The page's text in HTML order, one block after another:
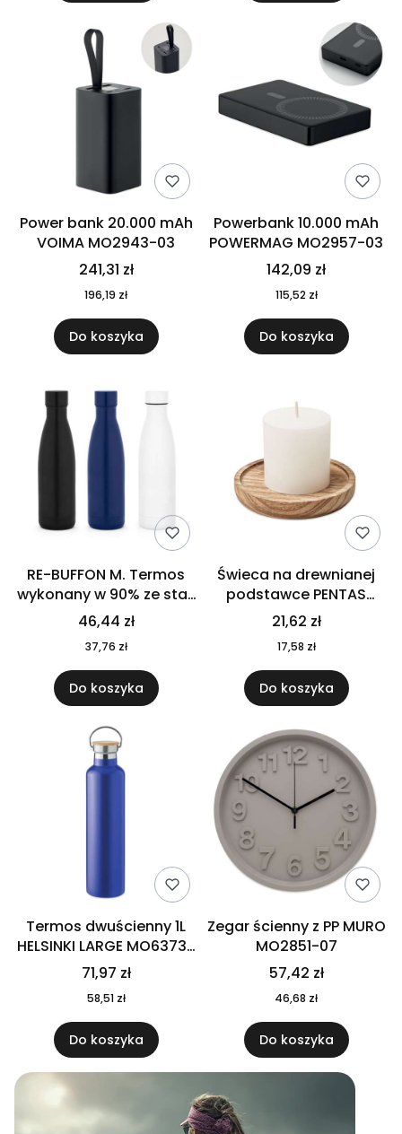
Power bank 20.000 mAh
VOIMA MO2943-03
241,31 zł
196,19 zł
Do koszyka
Powerbank 10.000 mAh
POWERMAG MO2957-03
142,09 zł
115,52 zł
Do koszyka
RE-BUFFON M. Termos
wykonany w 90% ze stali
nierdzewnej
pochodzącej z
recyklingu 520 ml 94294
46,44 zł
37,76 zł
Do koszyka
Świeca na drewnianej
podstawce PENTAS
MO6282-40
21,62 zł
17,58 zł
Do koszyka
Termos dwuścienny 1L
HELSINKI LARGE MO6373-
04
71,97 zł
58,51 zł
Do koszyka
Zegar ścienny z PP MURO
MO2851-07
57,42 zł
46,68 zł
Do koszyka